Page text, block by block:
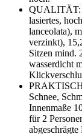
QUALITÄT:
lasiertes,
lanceolata),
verzinkt),
Sitzen mind.
wasserdicht
Schnee,
Innenmaße
für 2